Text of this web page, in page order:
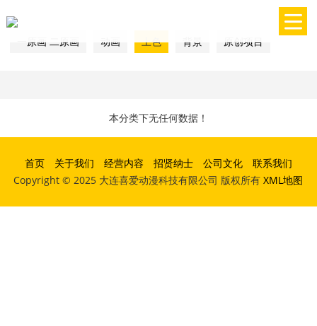
一原画 二原画 动画 上色 背景 原创项目
本分类下无任何数据！
首页 关于我们 经营内容 招贤纳士 公司文化
联系我们
Copyright © 2025 大连喜爱动漫科技有限公司 版权所有XML地图